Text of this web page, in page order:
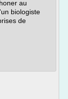
au
biologiste
de